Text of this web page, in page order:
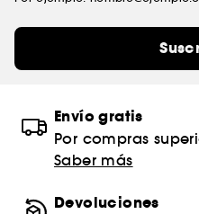
Envío gratis
Por compras
Saber más
Devoluciones